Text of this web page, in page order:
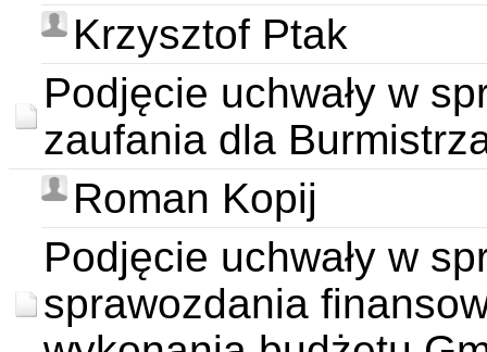
Krzysztof Ptak
Podjęcie uchwały w
zaufania dla
Roman Kopij
Podjęcie uchwały w
sprawozdania